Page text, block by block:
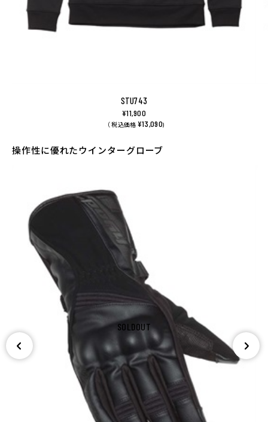
STU743
¥11,900
（ 税込価格 ¥13,090)
操作性に優れたウインターグローブ
SOLDOUT